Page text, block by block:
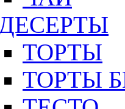
ДЕСЕРТЫ
ТОРТЫ
ТОРТЫ